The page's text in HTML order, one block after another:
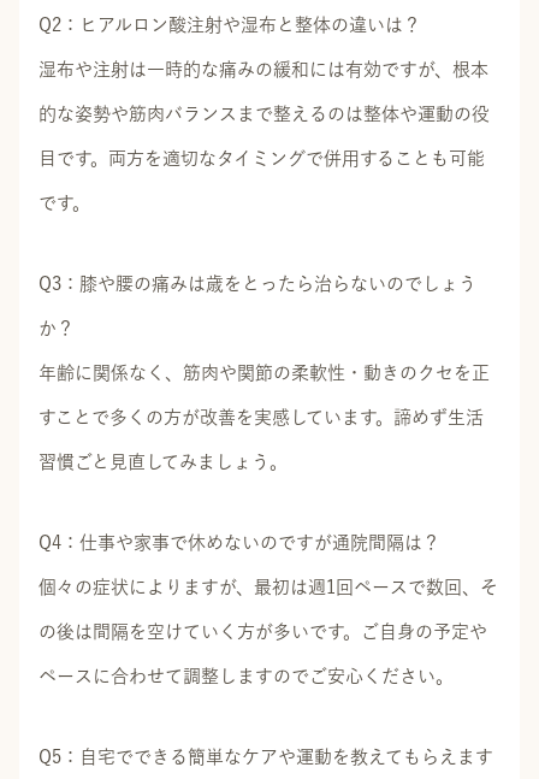
Q2：ヒアルロン酸注射や湿布と整体の違いは？
湿布や注射は一時的な痛みの緩和には有効ですが、根本
的な姿勢や筋肉バランスまで整えるのは整体や運動の役
目です。両方を適切なタイミングで併用することも可能
です。
Q3：膝や腰の痛みは歳をとったら治らないのでしょう
か？
年齢に関係なく、筋肉や関節の柔軟性・動きのクセを正
すことで多くの方が改善を実感しています。諦めず生活
習慣ごと見直してみましょう。
Q4：仕事や家事で休めないのですが通院間隔は？
個々の症状によりますが、最初は週1回ペースで数回、そ
の後は間隔を空けていく方が多いです。ご自身の予定や
ペースに合わせて調整しますのでご安心ください。
Q5：自宅でできる簡単なケアや運動を教えてもらえます